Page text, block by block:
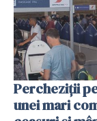
Percheziții
unei mari